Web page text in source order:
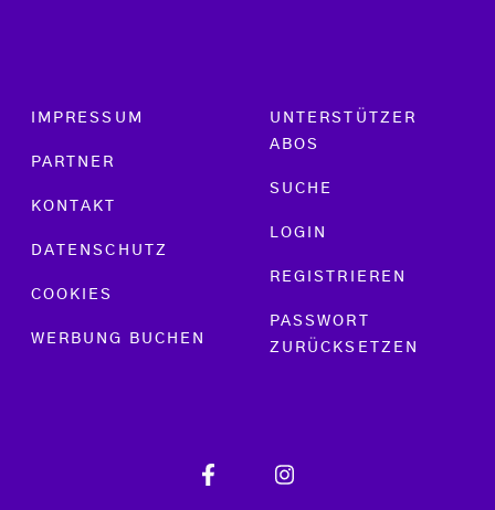
Footer menu
IMPRESSUM
PARTNER
KONTAKT
DATENSCHUTZ
COOKIES
WERBUNG BUCHEN
UNTERSTÜTZER
ABOS
SUCHE
LOGIN
REGISTRIEREN
PASSWORT
ZURÜCKSETZEN